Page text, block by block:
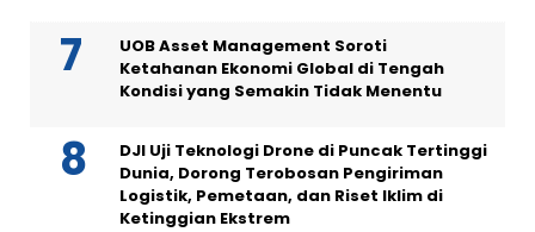
UOB Asset Management Soroti
Ketahanan Ekonomi Global di Tengah
Kondisi yang Semakin Tidak Menentu
DJI Uji Teknologi Drone di Puncak Tertinggi
Dunia, Dorong Terobosan Pengiriman
Logistik, Pemetaan, dan Riset Iklim di
Ketinggian Ekstrem